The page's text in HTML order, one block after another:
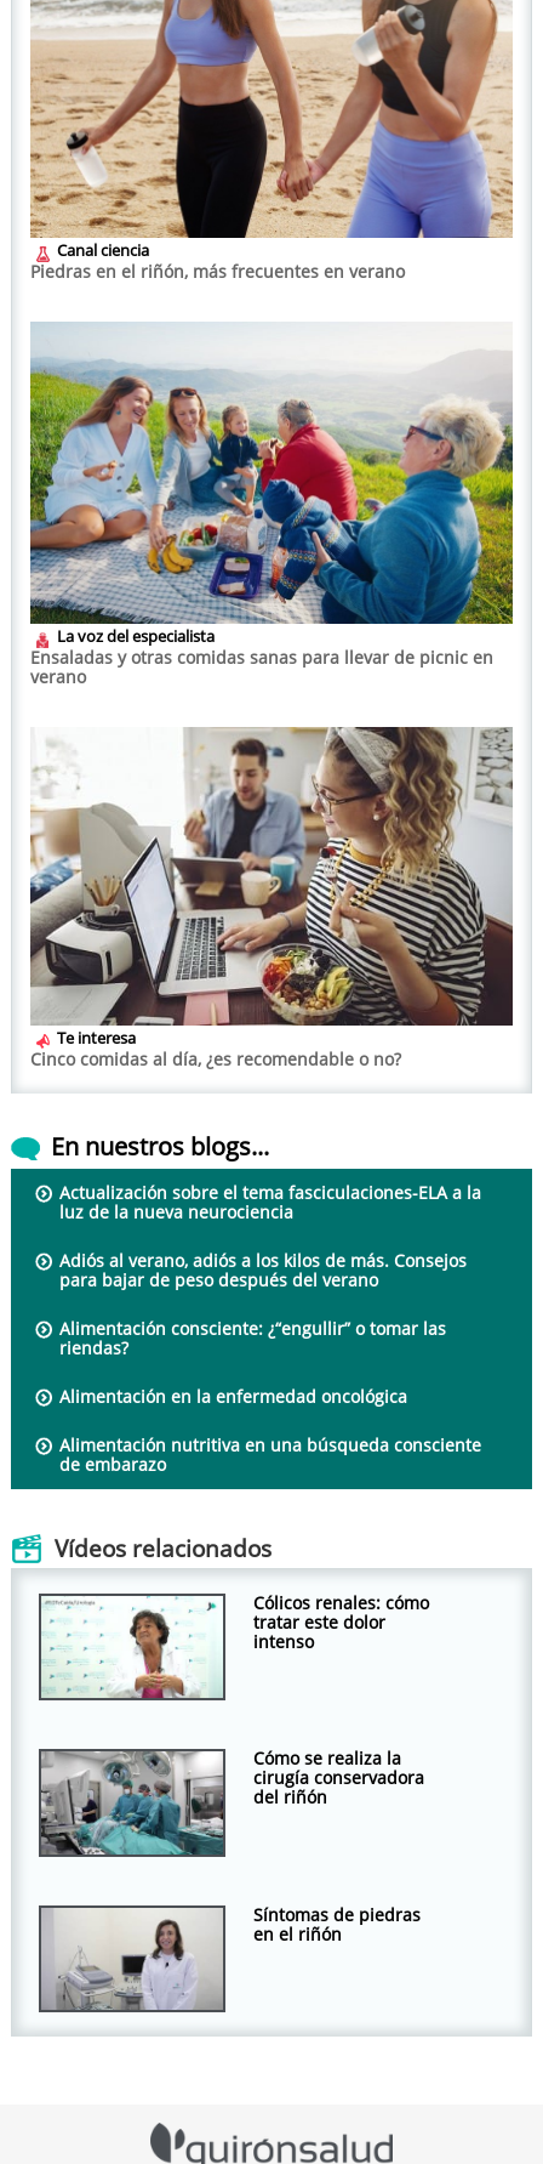
Canal ciencia
Piedras en el riñón, más frecuentes en verano
La voz del especialista
Ensaladas y otras comidas sanas para llevar de picnic en
verano
Te interesa
Cinco comidas al día, ¿es recomendable o no?
En nuestros blogs...
Actualización sobre el tema fasciculaciones-ELA a la
luz de la nueva neurociencia
Adiós al verano, adiós a los kilos de más. Consejos
para bajar de peso después del verano
Alimentación consciente: ¿“engullir” o tomar las
riendas?
Alimentación en la enfermedad oncológica
Alimentación nutritiva en una búsqueda consciente
de embarazo
Vídeos relacionados
Cólicos renales: cómo
tratar este dolor
intenso
Cómo se realiza la
cirugía conservadora
del riñón
Síntomas de piedras
en el riñón